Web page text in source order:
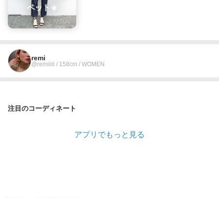
ペット☀️
remi
@remiiiii / 158cm / WOMEN
注目のコーディネート
アプリでもっと見る